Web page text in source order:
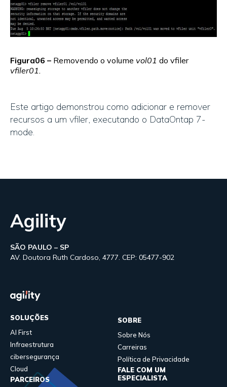
Figura06 – Removendo o volume vol01 do vfiler
vfiler01.
Este artigo demonstrou como adicionar e remover
recursos a um vfiler, executando o DataOntap 7-
mode.
Agility
SÃO PAULO – SP
AV. Doutora Ruth Cardoso, 4777. CEP: 05477-902
SOLUÇÕES
AI First
Infraestrutura
cibersegurança
Cloud
PARCEIROS
SOBRE
Sobre Nós
Carreiras
Política de Privacidade
FALE COM UM
ESPECIALISTA